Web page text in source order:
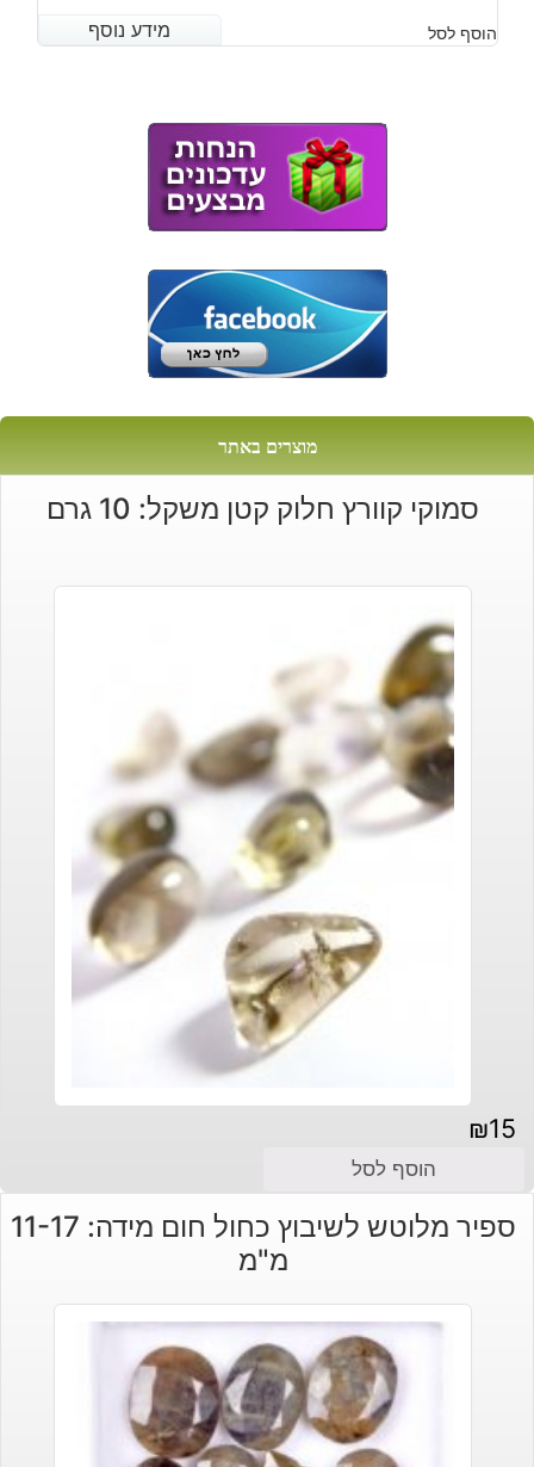
מידע נוסף הוסף לסל מידע נוסף
מוצרים באתר
סמוקי קוורץ חלוק קטן משקל: 10 גרם
₪15
הוסף לסל
ספיר מלוטש לשיבוץ כחול חום מידה: 11-17
מ"מ